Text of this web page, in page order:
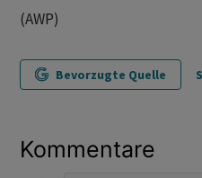
(AWP)
Bevorzugte Quelle
Kommentare